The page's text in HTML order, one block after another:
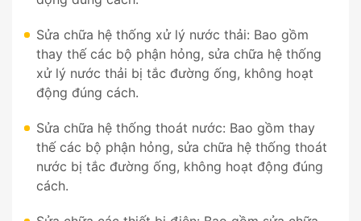
Sửa chữa hệ thống xử lý nước thải: Bao gồm
thay thế các bộ phận hỏng, sửa chữa hệ thống
xử lý nước thải bị tắc đường ống, không hoạt
động đúng cách.
Sửa chữa hệ thống thoát nước: Bao gồm thay
thế các bộ phận hỏng, sửa chữa hệ thống thoát
nước bị tắc đường ống, không hoạt động đúng
cách.